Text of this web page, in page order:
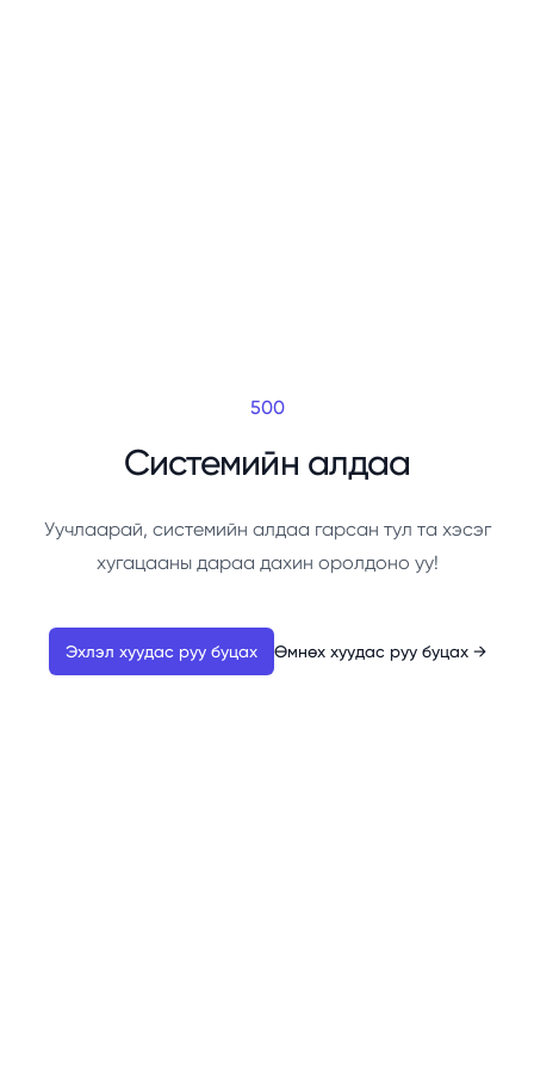
500
Системийн алдаа
Уучлаарай, системийн алдаа гарсан тул та хэсэг
хугацааны дараа дахин оролдоно уу!
Эхлэл хуудас руу буцах Өмнөх хуудас руу буцах →